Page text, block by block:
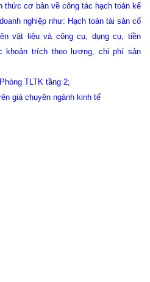
thức cơ bản về công tác hạch toán kế
nghiệp như: Hạch toán tài sản cố
vật liệu và công cụ, dụng cụ, tiền
khoản trích theo lương, chi phí sản
TLTK tầng 2;
giá chuyên ngành kinh tế